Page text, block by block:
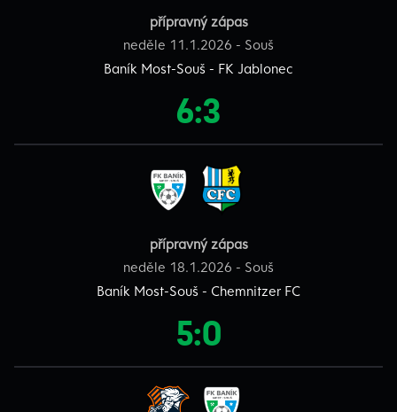
přípravný zápas
neděle 11.1.2026 - Souš
Baník Most-Souš - FK Jablonec
6:3
přípravný zápas
neděle 18.1.2026 - Souš
Baník Most-Souš - Chemnitzer FC
5:0